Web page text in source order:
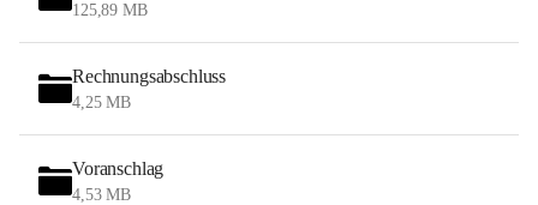
125,89 MB
Rechnungsabschluss
4,25 MB
Voranschlag
4,53 MB